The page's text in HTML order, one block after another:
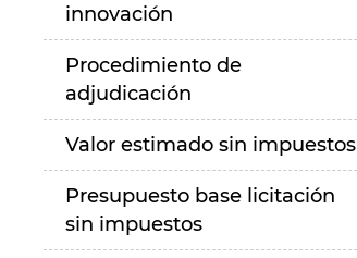
innovación
Procedimiento de
adjudicación
Valor estimado sin impuestos
Presupuesto base licitación
sin impuestos